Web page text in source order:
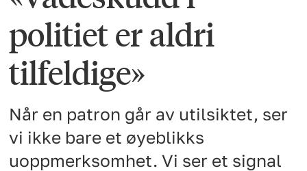
politiet er aldri
tilfeldige»
Når en patron går av utilsiktet, ser
vi ikke bare et øyeblikks
uoppmerksomhet. Vi ser et signal